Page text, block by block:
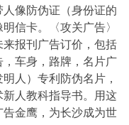
像防伪证（身份证的
信卡。
〈攻关广告〉
报刊广告订价，包括
车身，路牌，名片广
人）专利防伪名片，
人教科指导书。用这
金鹰，为长沙成为世